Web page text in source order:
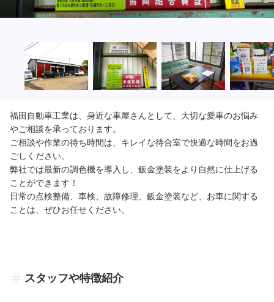
福田自動車工業は、身近な車屋さんとして、大切な愛車のお悩み
やご相談を承っております。
ご相談や作業の待ち時間は、キレイな待合室で快適な時間をお過
ごしください。
弊社では最新の調色機を導入し、鈑金塗装をより自然に仕上げる
ことができます！
日常の点検整備、車検、故障修理、鈑金塗装など、お車に関する
スタッフや特徴紹介